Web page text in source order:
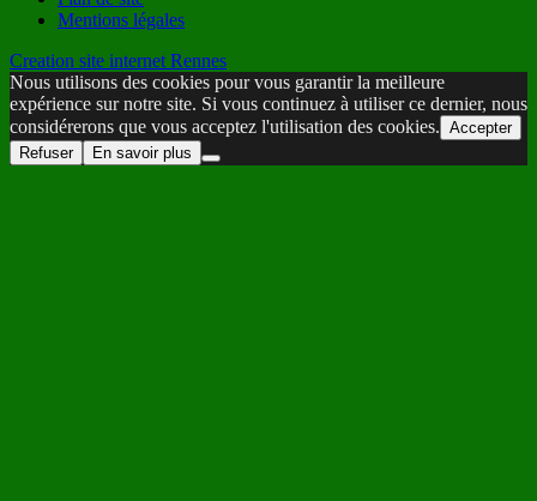
Mentions légales
Creation site internet Rennes
Nous utilisons des cookies pour vous garantir la meilleure
expérience sur notre site. Si vous continuez à utiliser ce dernier, nous
considérerons que vous acceptez l'utilisation des cookies. Accepter
Refuser
En savoir plus